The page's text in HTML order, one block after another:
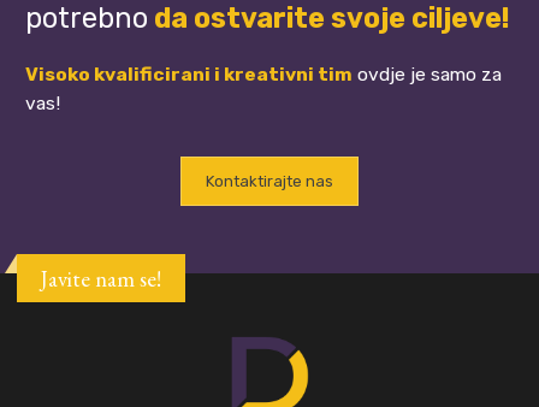
potrebno da ostvarite svoje ciljeve!
Visoko kvalificirani i kreativni tim ovdje je samo za
vas!
Kontaktirajte nas
Javite nam se!